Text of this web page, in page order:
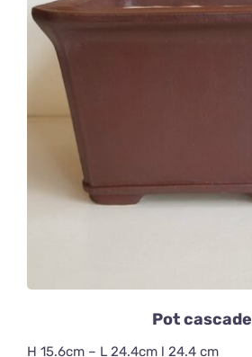
Pot cascade
H 15.6cm – L 24.4cm l 24.4 cm